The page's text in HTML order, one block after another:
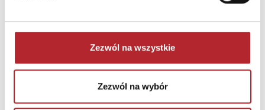
Zezwól na wszystkie
Zezwól na wybór
NAJCZĘŚCIEJ KUPOWANE
TOP 100